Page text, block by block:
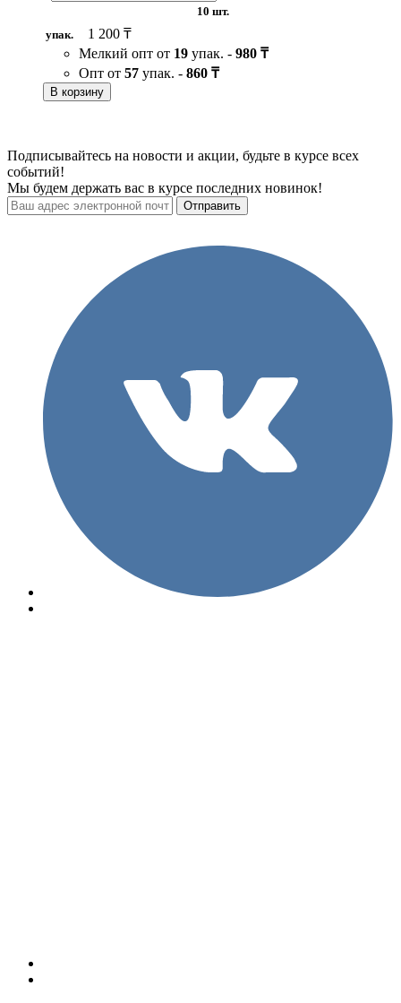
10 шт.
упак.
1 200 ₸
Мелкий опт от 19 упак. - 980 ₸
Опт от 57 упак. - 860 ₸
В корзину
Подписывайтесь на новости и акции, будьте в курсе всех
событий!
Мы будем держать вас в курсе последних новинок!